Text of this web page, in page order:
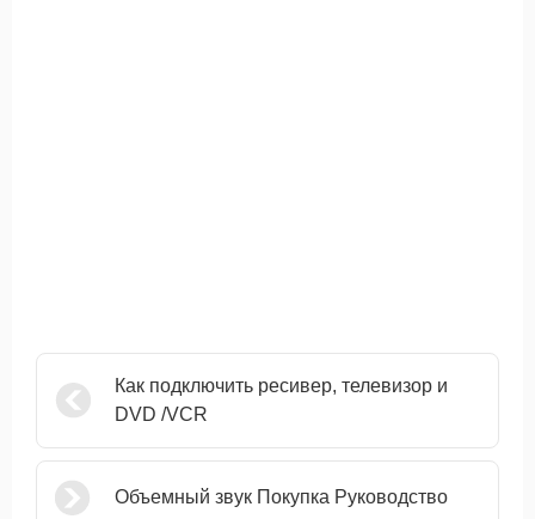
Как подключить ресивер, телевизор и
DVD /VCR
Объемный звук Покупка Руководство